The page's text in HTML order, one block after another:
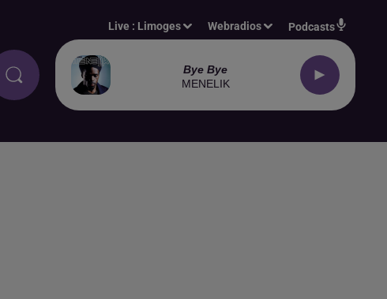
Live : Limoges Webradios Podcasts
Bye Bye
MENELIK